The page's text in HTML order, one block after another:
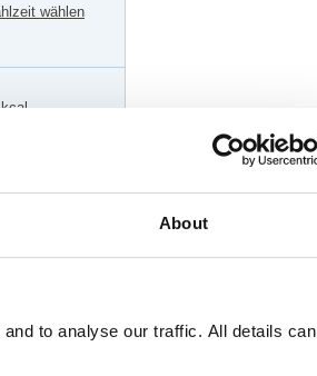
About
to analyse our traffic. All details can
wählen